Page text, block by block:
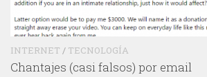
INTERNET / TECNOLOGÍA
Chantajes (casi falsos) por email